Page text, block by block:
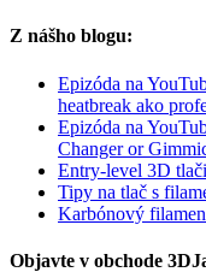
Z nášho blogu:
Epizóda na
heatbreak ako
Epizóda na
Changer or
Entry-level 3D
Tipy na tlač s
Karbónový
Objavte v obchode